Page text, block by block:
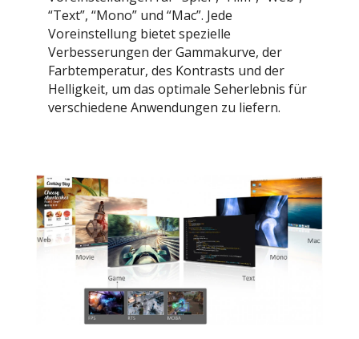
“Text”, “Mono” und “Mac”. Jede
Voreinstellung bietet spezielle
Verbesserungen der Gammakurve, der
Farbtemperatur, des Kontrasts und der
Helligkeit, um das optimale Seherlebnis für
verschiedene Anwendungen zu liefern.